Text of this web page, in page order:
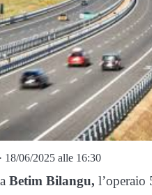
· 18/06/2025 alle 16:30
Betim Bilangu, l’operaio